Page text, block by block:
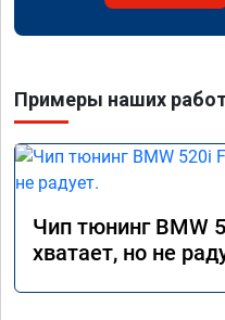
Примеры наших
Чип тюнинг BMW
хватает, но не